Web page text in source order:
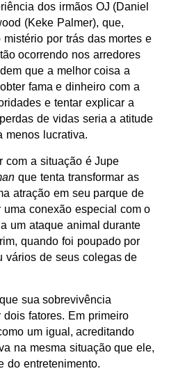
dos irmãos OJ (Daniel
(Keke Palmer), que,
por trás das mortes e
ocorrendo nos arredores
que a melhor coisa a
fama e dinheiro com a
e tentar explicar a
de vidas seria a atitude
menos lucrativa.
com a situação é Jupe
que tenta transformar as
atração em seu parque de
conexão especial com o
um ataque animal durante
quando foi poupado por
vários de seus colegas de
sua sobrevivência
fatores. Em primeiro
um igual, acreditando
na mesma situação que ele,
do entretenimento.